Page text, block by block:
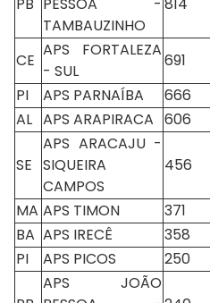
TAMBAUZINHO
CE
APS FORTALEZA
- SUL
691
PI
APS PARNAÍBA 666
AL APS ARAPIRACA 606
SE
APS ARACAJU -
SIQUEIRA
CAMPOS
456
MA APS TIMON 371
BA APS IRECÊ 358
PI
APS PICOS 250
APS JOÃO